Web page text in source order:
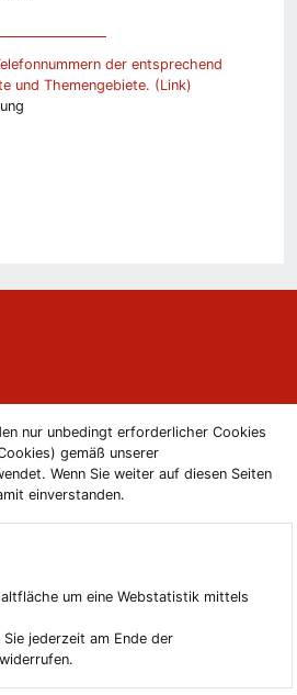
nur unbedingt erforderlicher Cookies
gemäß unserer
Wenn Sie weiter auf diesen Seiten
einverstanden.
um eine Webstatistik mittels
jederzeit am Ende der
widerrufen.
der entsprechend
und Themengebiete. (Link)